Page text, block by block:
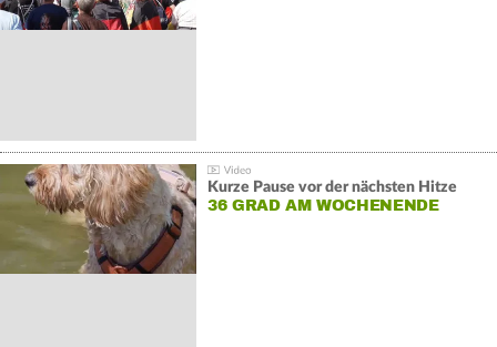
Kurze Pause vor der nächsten Hitze
36 GRAD AM WOCHENENDE